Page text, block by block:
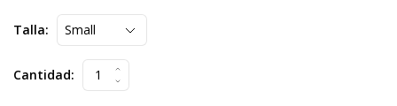
Talla:
Cantidad: